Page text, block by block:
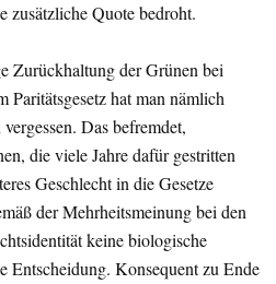
zusätzliche Quote bedroht.
Zurückhaltung der Grünen bei
Paritätsgesetz hat man nämlich
Das befremdet,
die viele Jahre dafür gestritten
Geschlecht in die Gesetze
der Mehrheitsmeinung bei den
keine biologische
Entscheidung. Konsequent zu Ende